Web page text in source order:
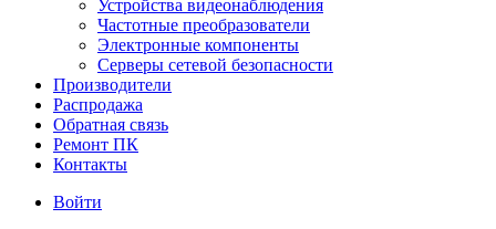
Устройства видеонаблюдения
Частотные преобразователи
Электронные компоненты
Серверы сетевой безопасности
Производители
Распродажа
Обратная связь
Ремонт ПК
Контакты
Войти